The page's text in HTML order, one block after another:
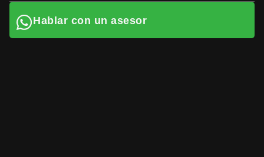
Hablar con un asesor